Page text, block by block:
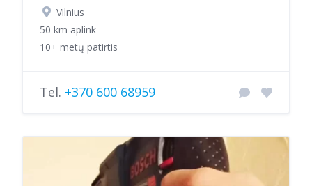
Vilnius
50 km aplink
10+ metų patirtis
Tel. +370 600 68959